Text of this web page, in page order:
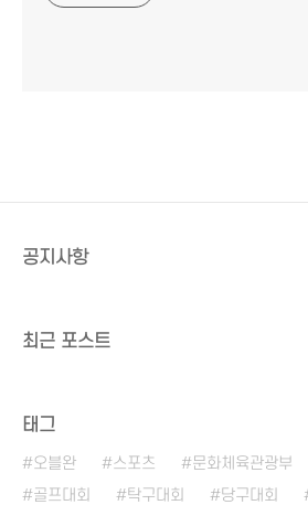
공지사항
최근 포스트
태그
오블완 스포츠 문화체육관광부
골프대회
탁구대회 당구대회